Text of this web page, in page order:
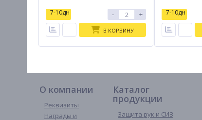
7-10дн - +
В КОРЗИНУ
7-10дн
О компании
Реквизиты
Награды и
Каталог
продукции
Защита рук и СИЗ